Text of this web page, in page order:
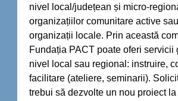
nivel local/județean și micro-
organizațiilor comunitare active
organizații locale. Prin această
Fundația PACT poate oferi servicii
nivel local sau regional: instruire,
facilitare (ateliere, seminarii).
trebui să dezvolte un nou proiect